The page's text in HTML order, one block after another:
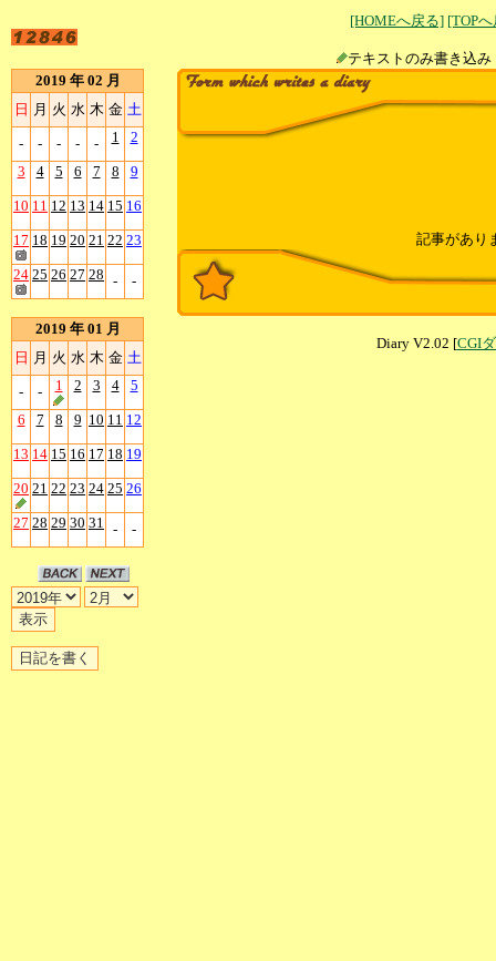
[HOMEへ戻る] [TOP
テキストのみ書
2019 年 02 月
日 月 火 水 木 金 土
- - - - - 1 2
3 4 5 6 7 8 9
10 11 12 13 14 15 16
17 18 19 20 21 22 23
24 25 26 27 28 - -
2019 年 01 月
日 月 火 水 木 金 土
- - 1 2 3 4 5
6 7 8 9 10 11 12
13 14 15 16 17 18 19
20 21 22 23 24 25 26
27 28 29 30 31 - -
記事があり
Diary V2.02 [CGI